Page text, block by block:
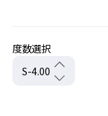
度数選択